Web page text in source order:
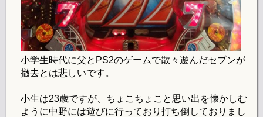
小学生時代に父とPS2のゲームで散々遊んだセブンが
撤去とは悲しいです。
小生は23歳ですが、ちょこちょこと思い出を懐かしむ
ように中野には遊びに行っており打ち倒しておりまし